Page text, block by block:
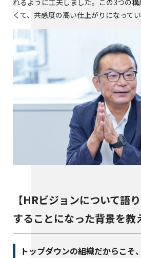
くて、共感度の高い仕上がりになってい
【HRビジョンについて語
することになった背景を教
トップダウンの組織だからこそ